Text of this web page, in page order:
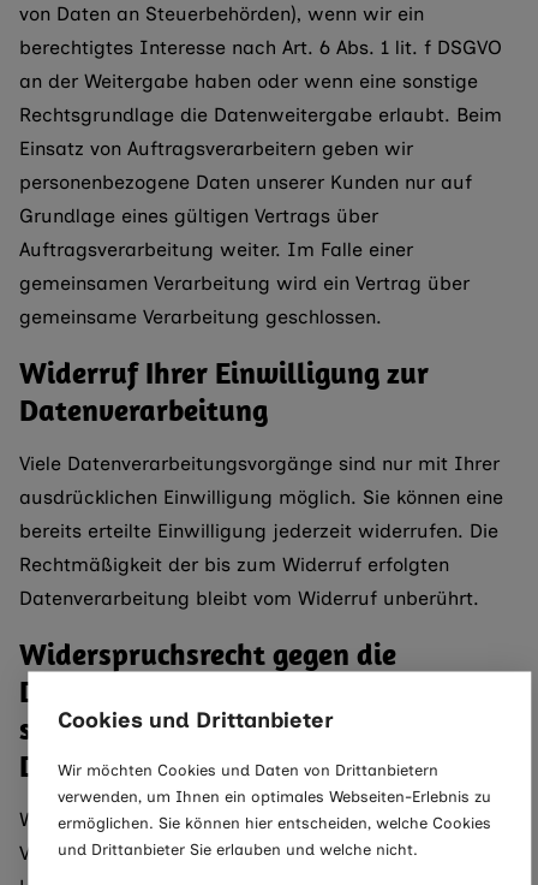
Cookies und Drittanbieter
Wir möchten Cookies und Daten von Drittanbietern
verwenden, um Ihnen ein optimales Webseiten-Erlebnis zu
ermöglichen. Sie können hier entscheiden, welche Cookies
und Drittanbieter Sie erlauben und welche nicht.
von Daten an Steuerbehörden), wenn wir ein
berechtigtes Interesse nach Art. 6 Abs. 1 lit. f DSGVO
an der Weitergabe haben oder wenn eine sonstige
Rechtsgrundlage die Datenweitergabe erlaubt. Beim
Einsatz von Auftragsverarbeitern geben wir
personenbezogene Daten unserer Kunden nur auf
Grundlage eines gültigen Vertrags über
Auftragsverarbeitung weiter. Im Falle einer
gemeinsamen Verarbeitung wird ein Vertrag über
gemeinsame Verarbeitung geschlossen.
Widerruf Ihrer Einwilligung zur
Datenverarbeitung
Viele Datenverarbeitungsvorgänge sind nur mit Ihrer
ausdrücklichen Einwilligung möglich. Sie können eine
bereits erteilte Einwilligung jederzeit widerrufen. Die
Rechtmäßigkeit der bis zum Widerruf erfolgten
Datenverarbeitung bleibt vom Widerruf unberührt.
Widerspruchsrecht gegen die
Datenerhebung in besonderen Fällen
sowie gegen Direktwerbung (Art. 21
DSGVO)
WENN DIE DATENVERARBEITUNG AUF GRUNDLAGE
VON ART. 6 ABS. 1 LIT. E ODER F DSGVO ERFOLGT,